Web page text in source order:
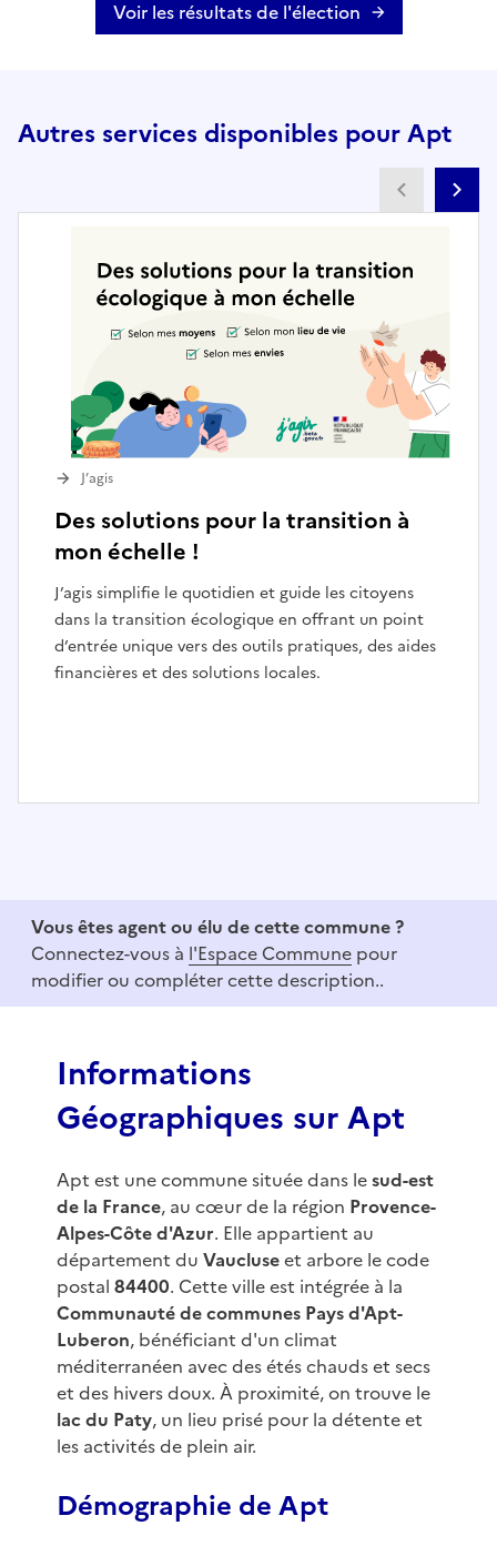
Voir les résultats de l'élection
Autres services disponibles pour Apt
Des solutions pour la transition à
mon échelle !
J’agis simplifie le quotidien et guide les citoyens
dans la transition écologique en offrant un point
d’entrée unique vers des outils pratiques, des aides
financières et des solutions locales.
J’agis
3
Vous êtes agent ou élu de cette commune ?
Connectez-vous à l'Espace Commune pour
modifier ou compléter cette description..
Informations
Géographiques sur Apt
Apt est une commune située dans lesud-est
de la France, au cœur de la région Provence-
Alpes-Côte d'Azur. Elle appartient au
département du Vaucluseet arbore le code
postal 84400. Cette ville est intégrée à la
Communauté de communes Pays d'Apt-
Luberon, bénéficiant d'un climat
méditerranéen avec des étés chauds et secs
et des hivers doux. À proximité, on trouve le
lac du Paty, un lieu prisé pour la détente et
les activités de plein air.
Démographie de Apt